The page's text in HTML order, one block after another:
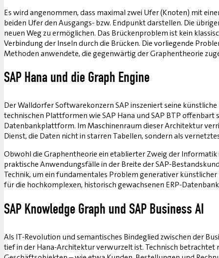
Es wird angenommen, dass maximal zwei Ufer (Knoten) mit
beiden Ufer den Ausgangs- bzw. Endpunkt darstellen. Die
neuen Weg zu ermöglichen. Das Brückenproblem ist kein
Verbindung der Inseln durch die Brücken. Die vorliegende
Methoden anwendete, die gegenwärtig der Graphentheorie
SAP Hana und die Graph Engine
Der Walldorfer Softwarekonzern SAP inszeniert seine
technischen Plattformen wie SAP Hana und SAP BTP
Datenbankplattform. Im Maschinenraum dieser Architektur
Dienst, die Daten nicht in starren Tabellen, sondern als
Obwohl die Graphentheorie ein etablierter Zweig der
praktische Anwendungsfälle in der Breite der SAP-
Technik, um ein fundamentales Problem generativer
für die hochkomplexen, historisch gewachsenen ERP-
SAP Knowledge Graph und SAP Business AI
Als IT-Revolution und semantisches Bindeglied zwischen der
tief in der Hana-Architektur verwurzelt ist. Technisch